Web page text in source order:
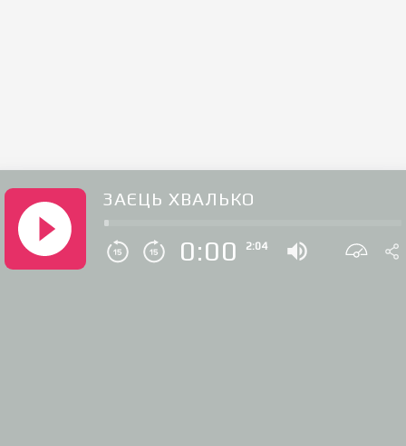
ЗАЄЦЬ ХВАЛЬКО
0:00 2:04